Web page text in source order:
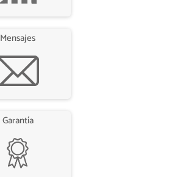
Mensajes
Garantía